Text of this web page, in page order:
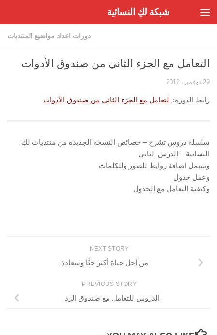
شبكة لكِ النسائية
دورات اعداد مواضيع المنتديات
التعامل مع الجزء الثاني من صندوق الأدوات
29 نوفمبر، 2012
رابط الدورة: التعامل مع الجزء الثاني من صندوق الأدوات
سلسلة دروس تشرح – خصائص النسخة الجديدة من منتديات لكِ
النسائية – الدرس الثاني
وتشمل اضافة روابط للصور وللكلمات
وعمل جدول
وكيفية التعامل مع الجدول
NEXT STORY
من أجل حياة أكثر حبًّا وسعادة
PREVIOUS STORY
الدروس للتعامل مع صندوق الرد